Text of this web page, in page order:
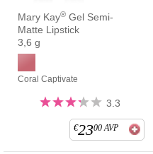
Mary Kay® Gel Semi-
Matte Lipstick
3,6 g
Coral Captivate
3.3
€2300 AVP